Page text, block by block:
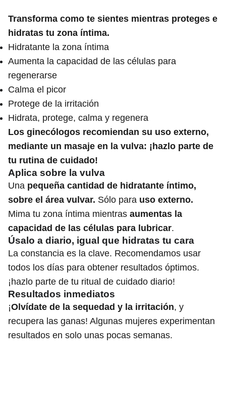
Transforma como te sientes mientras proteges e
hidratas tu zona íntima.
Hidratante la zona íntima
Aumenta la capacidad de las células para
regenerarse
Calma el picor
Protege de la irritación
Hidrata, protege, calma y regenera
Los ginecólogos recomiendan su uso externo,
mediante un masaje en la vulva: ¡hazlo parte de
tu rutina de cuidado!
Aplica sobre la vulva
Una pequeña cantidad de hidratante íntimo,
sobre el área vulvar. Sólo para uso externo.
Mima tu zona íntima mientras aumentas la
capacidad de las células para lubricar.
Úsalo a diario, igual que hidratas tu cara
La constancia es la clave. Recomendamos usar
todos los días para obtener resultados óptimos.
¡hazlo parte de tu ritual de cuidado diario!
Resultados inmediatos
¡Olvídate de la sequedad y la irritación, y
recupera las ganas! Algunas mujeres experimentan
resultados en solo unas pocas semanas.